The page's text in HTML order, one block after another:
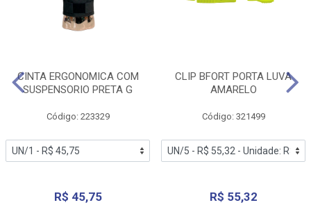
CINTA ERGONOMICA COM
SUSPENSORIO PRETA G
Código: 223329
R$ 45,75
CLIP BFORT PORTA LUVA
AMARELO
Código: 321499
R$ 55,32